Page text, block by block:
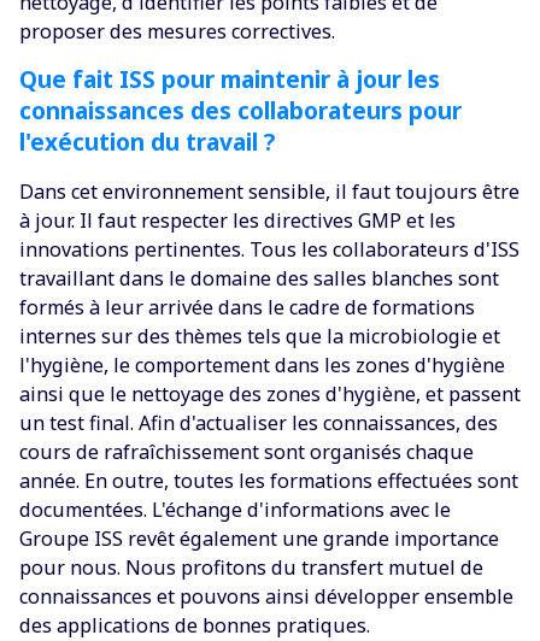
proposer des mesures correctives.
Que fait ISS pour maintenir à jour les
connaissances des collaborateurs pour
l'exécution du travail ?
Dans cet environnement sensible, il faut toujours être
à jour. Il faut respecter les directives GMP et les
innovations pertinentes. Tous les collaborateurs d'ISS
travaillant dans le domaine des salles blanches sont
formés à leur arrivée dans le cadre de formations
internes sur des thèmes tels que la microbiologie et
l'hygiène, le comportement dans les zones d'hygiène
ainsi que le nettoyage des zones d'hygiène, et passent
un test final. Afin d'actualiser les connaissances, des
cours de rafraîchissement sont organisés chaque
année. En outre, toutes les formations effectuées sont
documentées. L'échange d'informations avec le
Groupe ISS revêt également une grande importance
pour nous. Nous profitons du transfert mutuel de
connaissances et pouvons ainsi développer ensemble
des applications de bonnes pratiques.